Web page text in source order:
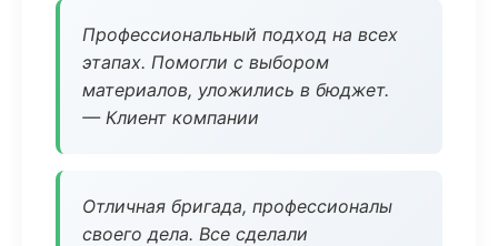
Профессиональный подход на всех
этапах. Помогли с выбором
материалов, уложились в бюджет.
— Клиент компании
Отличная бригада, профессионалы
своего дела. Все сделали